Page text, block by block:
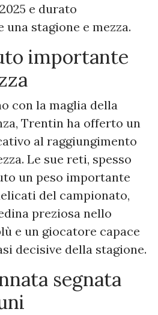
e durato
stagione e mezza.
importante
con la maglia della
Trentin ha offerto un
al raggiungimento
Le sue reti, spesso
un peso importante
del campionato,
preziosa nello
e un giocatore capace
decisive della stagione.
segnata